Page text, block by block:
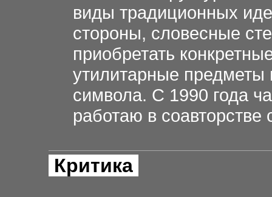
виды традиционных
стороны, словесные
приобретать
утилитарные предметы
символа. С 1990 года
работаю в
Критика